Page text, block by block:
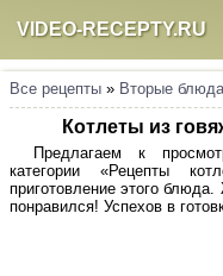
VIDEO-RECEPTY.RU
Все рецепты » Вторые блюда
Котлеты из
Предлагаем к
категории «Рецепты
приготовление этого
понравился! Успехов в